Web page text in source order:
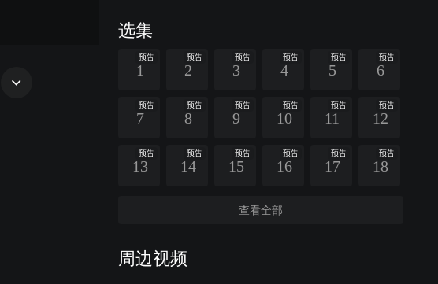
长为一名革命战士。
选集
预告
1
预告
2
预告
3
预告
4
预告
5
预告
6
预告
7
预告
8
预告
9
预告
10
预告
11
预告
12
预告
13
预告
14
预告
15
预告
16
预告
17
预告
18
查看全部
周边视频